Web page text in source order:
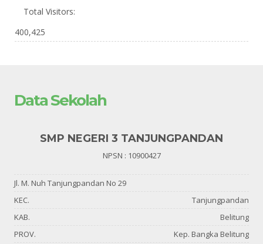
Total Visitors:
400,425
Data Sekolah
SMP NEGERI 3 TANJUNGPANDAN
NPSN : 10900427
Jl. M. Nuh Tanjungpandan No 29
KEC.
Tanjungpandan
KAB.
Belitung
PROV.
Kep. Bangka Belitung